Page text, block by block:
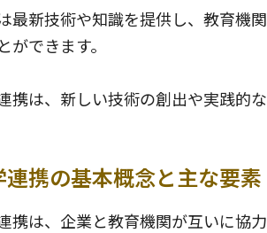
最新技術や知識を提供し、教育機
ができます。
携は、新しい技術の創出や実践的
連携の基本概念と主な要素
携は、企業と教育機関が互いに協